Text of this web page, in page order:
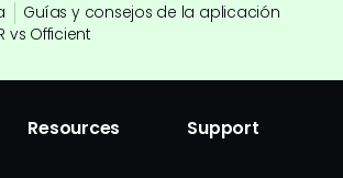
Guías y consejos de la aplicación
vs Officient
Resources Support